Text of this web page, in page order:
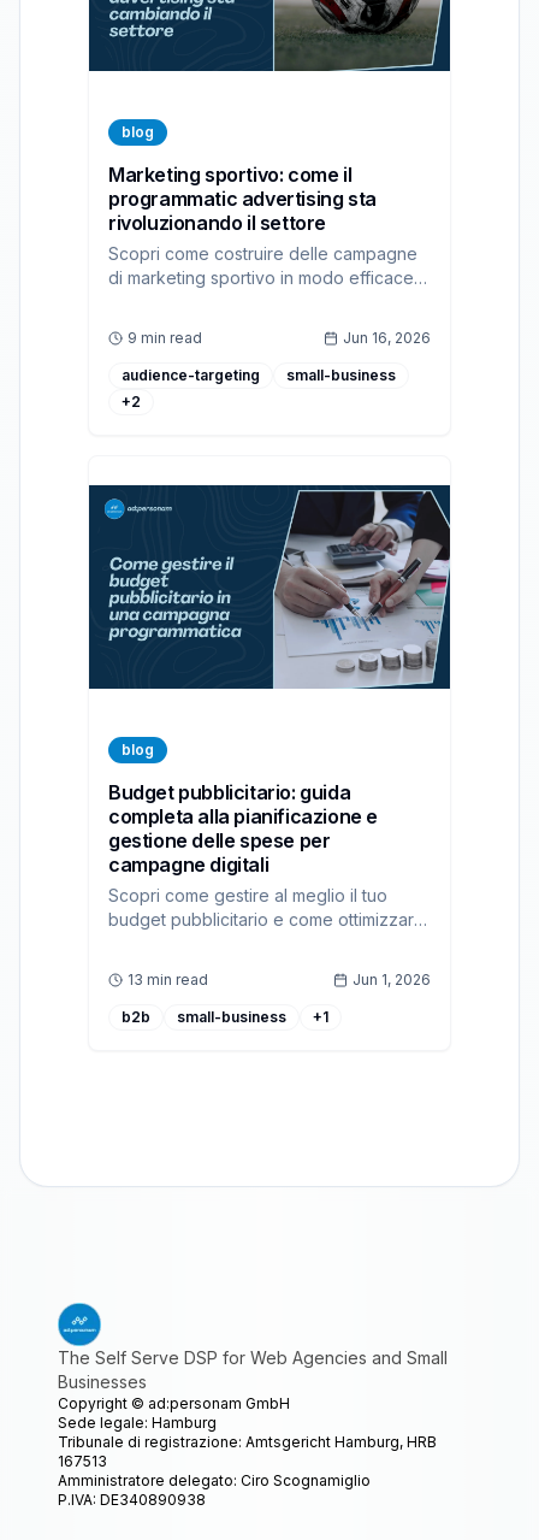
blog
Marketing sportivo: come il
programmatic advertising sta
rivoluzionando il settore
Scopri come costruire delle campagne
di marketing sportivo in modo efficace
9 min read Jun 16, 2026
audience-targeting
small-business
+2
blog
Budget pubblicitario: guida
completa alla pianificazione e
gestione delle spese per
campagne digitali
Scopri come gestire al meglio il tuo
budget pubblicitario e come ottimizzare
13 min read Jun 1, 2026
b2b small-business +1
The Self Serve DSP for Web Agencies and Small
Businesses
Copyright © ad:personam GmbH
Sede legale: Hamburg
Tribunale di registrazione: Amtsgericht Hamburg, HRB
167513
Amministratore delegato: Ciro Scognamiglio
P.IVA: DE340890938